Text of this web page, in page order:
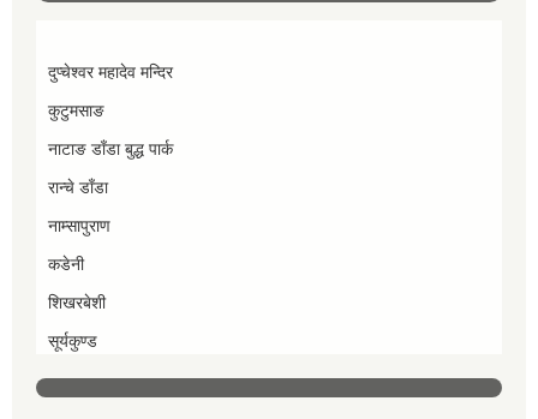
दुप्चेश्वर महादेव मन्दिर
कुटुमसाङ
नाटाङ डाँडा बुद्ध पार्क
रान्चे डाँडा
नाम्सापुराण
कडेनी
शिखरबेशी
सूर्यकुण्ड